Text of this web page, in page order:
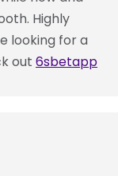
Highly
looking for a
out 6sbetapp